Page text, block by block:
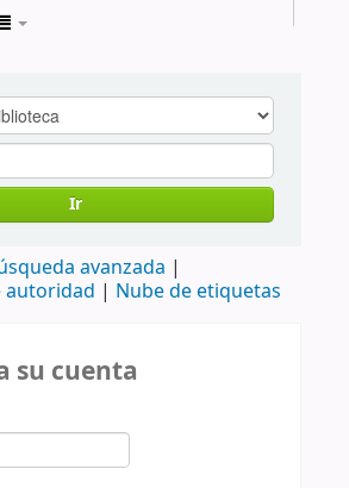
Ir
avanzada
autoridad
Nube de etiquetas
su cuenta